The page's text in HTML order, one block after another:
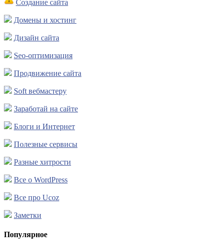
Создание сайта
Домены и хостинг
Дизайн сайта
Seo-оптимизация
Продвижение сайта
Soft вебмастеру
Заработай на сайте
Блоги и Интернет
Полезные сервисы
Разные хитрости
Все о WordPress
Все про Ucoz
Заметки
Популярное